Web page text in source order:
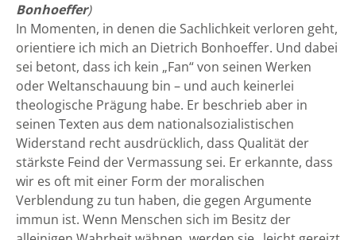
Bonhoeffer)
In Momenten, in denen die Sachlichkeit verloren geht,
orientiere ich mich an Dietrich Bonhoeffer. Und dabei
sei betont, dass ich kein „Fan“ von seinen Werken
oder Weltanschauung bin – und auch keinerlei
theologische Prägung habe. Er beschrieb aber in
seinen Texten aus dem nationalsozialistischen
Widerstand recht ausdrücklich, dass Qualität der
stärkste Feind der Vermassung sei. Er erkannte, dass
wir es oft mit einer Form der moralischen
Verblendung zu tun haben, die gegen Argumente
immun ist. Wenn Menschen sich im Besitz der